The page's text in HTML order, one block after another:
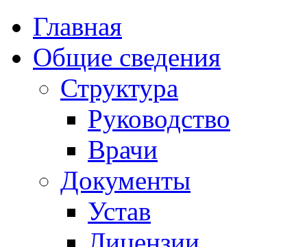
Главная
Общие сведения
Структура
Руководство
Врачи
Документы
Устав